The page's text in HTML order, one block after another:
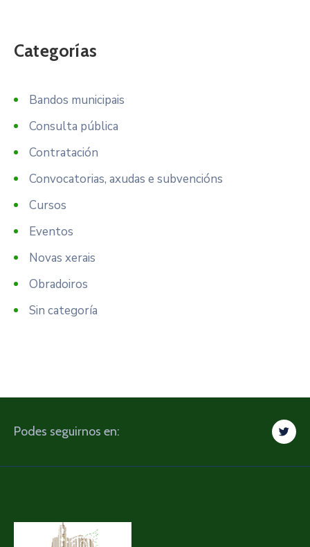
Categorías
Bandos municipais
Consulta pública
Contratación
Convocatorias, axudas e subvencións
Cursos
Eventos
Novas xerais
Obradoiros
Sin categoría
Podes seguirnos en: